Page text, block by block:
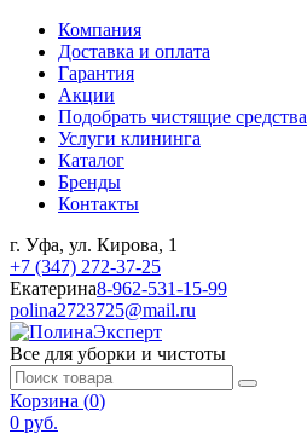
Компания
Доставка и оплата
Гарантия
Акции
Подобрать чистящие средства
Услуги клининга
Каталог
Бренды
Контакты
г. Уфа, ул. Кирова, 1
+7 (347) 272-37-25
Екатерина8-962-531-15-99
polina2723725@mail.ru
Все для уборки и чистоты
Корзина (0)
0 руб.